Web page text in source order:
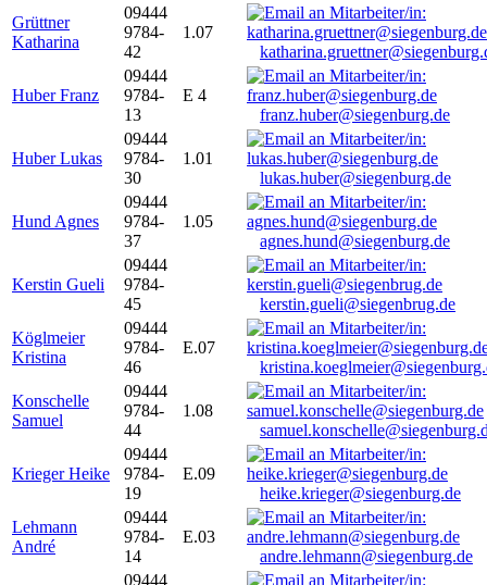
Grüttner
Katharina
09444
9784-
42
1.07
Huber Franz
09444
9784-
13
E 4
franz.huber@siegenburg.de
Huber Lukas
09444
9784-
30
1.01
lukas.huber@siegenburg.de
Hund Agnes
09444
9784-
37
1.05
agnes.hund@siegenburg.de
Kerstin Gueli
09444
9784-
45
kerstin.gueli@siegenbrug.de
Köglmeier
Kristina
09444
9784-
46
E.07
Konschelle
Samuel
09444
9784-
44
1.08
Krieger Heike
09444
9784-
19
E.09
heike.krieger@siegenburg.de
Lehmann
André
09444
9784-
14
E.03
andre.lehmann@siegenburg.de
09444